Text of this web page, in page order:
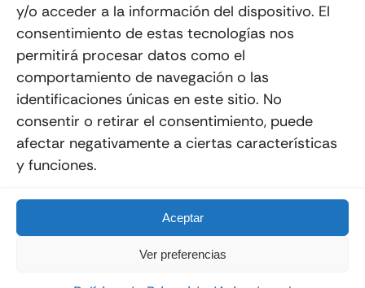
y/o acceder a la información del dispositivo. El
consentimiento de estas tecnologías nos
permitirá procesar datos como el
comportamiento de navegación o las
identificaciones únicas en este sitio. No
consentir o retirar el consentimiento, puede
afectar negativamente a ciertas características
y funciones.
Aceptar
Ver preferencias
Enviar
Todos Los Derechos Reservados